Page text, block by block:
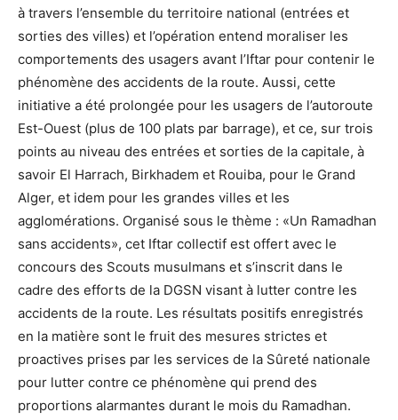
à travers l’ensemble du territoire national (entrées et
sorties des villes) et l’opération entend moraliser les
comportements des usagers avant l’Iftar pour contenir le
phénomène des accidents de la route. Aussi, cette
initiative a été prolongée pour les usagers de l’autoroute
Est-Ouest (plus de 100 plats par barrage), et ce, sur trois
points au niveau des entrées et sorties de la capitale, à
savoir El Harrach, Birkhadem et Rouiba, pour le Grand
Alger, et idem pour les grandes villes et les
agglomérations. Organisé sous le thème : «Un Ramadhan
sans accidents», cet Iftar collectif est offert avec le
concours des Scouts musulmans et s’inscrit dans le
cadre des efforts de la DGSN visant à lutter contre les
accidents de la route. Les résultats positifs enregistrés
en la matière sont le fruit des mesures strictes et
proactives prises par les services de la Sûreté nationale
pour lutter contre ce phénomène qui prend des
proportions alarmantes durant le mois du Ramadhan.